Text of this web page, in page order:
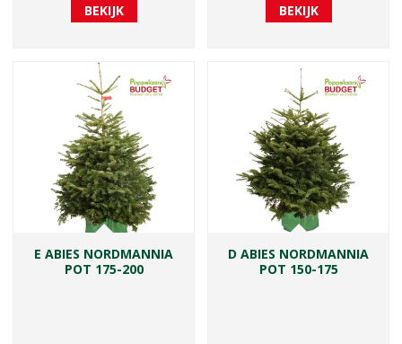
BEKIJK BEKIJK
E ABIES NORDMANNIA
POT 175-200
D ABIES NORDMANNIA
POT 150-175